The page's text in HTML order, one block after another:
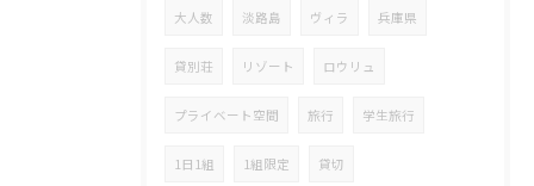
大人数 淡路島 ヴィラ 兵庫県
貸別荘 リゾート ロウリュ
プライベート空間 旅行 学生旅行
1日1組 1組限定 貸切